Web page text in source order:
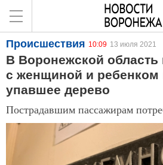
Происшествия 10:09 13 июля 2021
В Воронежской
с женщиной и ребенком
упавшее дерево
Пострадавшим пассажирам